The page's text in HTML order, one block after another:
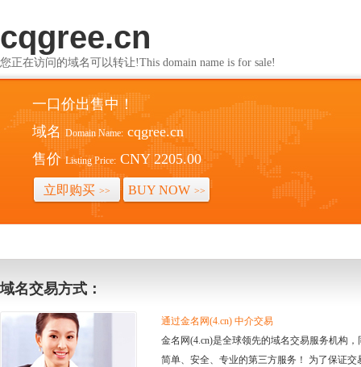
cqgree.cn
您正在访问的域名可以转让!This domain name is for sale!
一口价出售中！
域名 Domain Name: cqgree.cn
售价 Listing Price: CNY 2205.00
立即购买 >> BUY NOW >>
域名交易方式：
通过金名网(4.cn) 中介交易
金名网(4.cn)是全球领先的域名交易服务机构
简单、安全、专业的第三方服务！ 为了保证